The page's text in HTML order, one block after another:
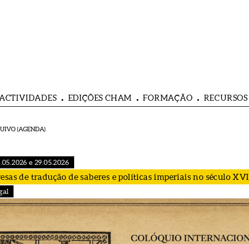
ACTIVIDADES EDIÇÕES CHAM FORMAÇÃO RECURSOS
(AGENDA)
e 29.05.2026
de tradução de saberes e políticas imperiais no século XVI